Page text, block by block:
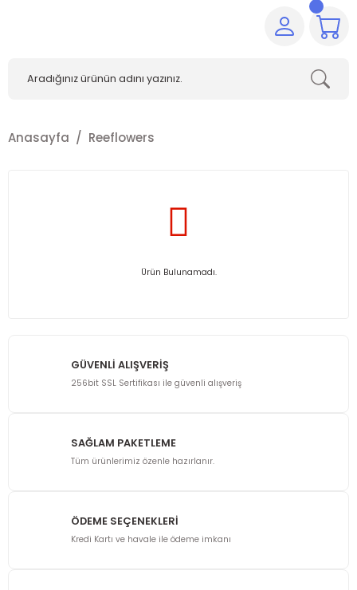
Anasayfa Reeflowers
Ürün Bulunamadı.
GÜVENLİ ALIŞVERİŞ
256bit SSL Sertifikası ile güvenli alışveriş
SAĞLAM PAKETLEME
Tüm ürünlerimiz özenle hazırlanır.
ÖDEME SEÇENEKLERİ
Kredi Kartı ve havale ile ödeme imkanı